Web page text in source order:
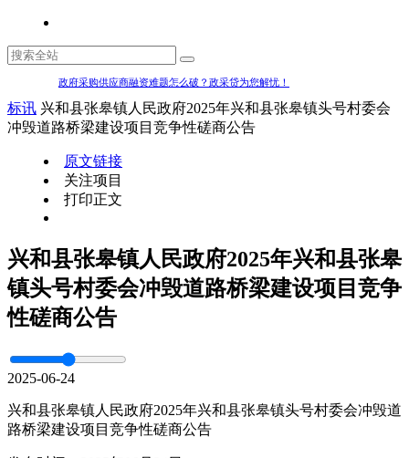
政府采购供应商融资难题怎么破？政采贷为您解忧！
标讯 兴和县张皋镇人民政府2025年兴和县张皋镇头号村委会
冲毁道路桥梁建设项目竞争性磋商公告
原文链接
关注项目
打印正文
兴和县张皋镇人民政府2025年兴和县张皋
镇头号村委会冲毁道路桥梁建设项目竞争
性磋商公告
2025-06-24
兴和县张皋镇人民政府2025年兴和县张皋镇头号村委会冲毁道
路桥梁建设项目竞争性磋商公告